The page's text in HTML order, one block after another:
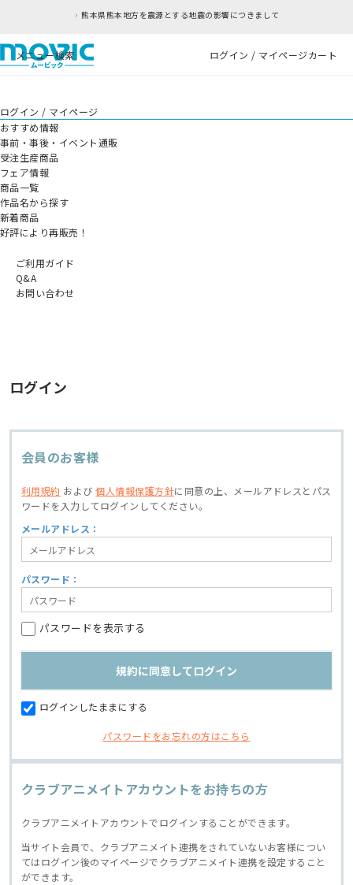
熊本県熊本地方を震源とする地震の影響につきまして
メニュー検索 ログイン / マイページカート
ログイン / マイページ
おすすめ情報
事前・事後・イベント通販
受注生産商品
フェア情報
商品一覧
作品名から探す
新着商品
好評により再販売！
ご利用ガイド
Q&A
お問い合わせ
ログイン
会員のお客様
利用規約 および個人情報保護方針に同意の上、
メールアドレスとパス
ワードを入力してログインしてください。
メールアドレス：
パスワード：
パスワードを表示する
ログインしたままにする
パスワードをお忘れの方はこちら
クラブアニメイトアカウントをお持ちの方
クラブアニメイトアカウントでログインすることができます。
当サイト会員で、クラブアニメイト連携をされていないお客様につい
てはログイン後のマイページでクラブアニメイト連携を設定すること
ができます。